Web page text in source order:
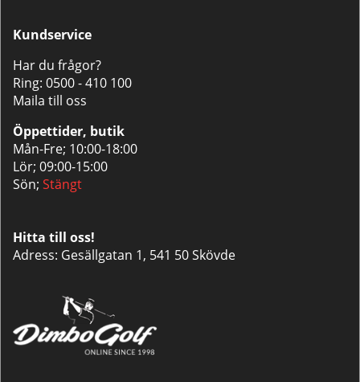
Kundservice
Har du frågor?
Ring: 0500 - 410 100
Maila till oss
Öppettider, butik
Mån-Fre; 10:00-18:00
Lör; 09:00-15:00
Sön; Stängt
Hitta till oss!
Adress: Gesällgatan 1, 541 50 Skövde